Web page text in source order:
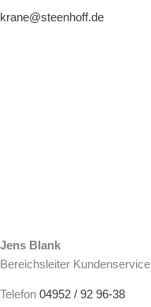
krane@steenhoff.de
Jens Blank
Bereichsleiter Kundenservice
Telefon 04952 / 92 96-38